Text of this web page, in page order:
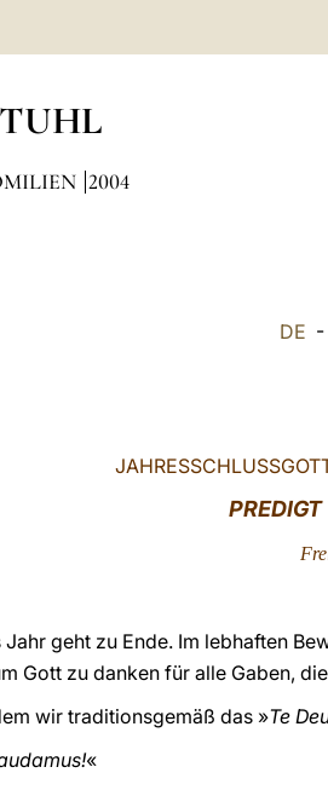
2004
DE -
Jahr geht zu Ende. Im lebhaften
Gott zu danken für alle Gaben,
wir traditionsgemäß das »Te
«